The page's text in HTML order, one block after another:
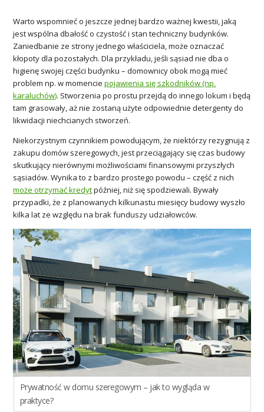
Warto wspomnieć o jeszcze jednej bardzo ważnej kwestii, jaką
jest wspólna dbałość o czystość i stan techniczny budynków.
Zaniedbanie ze strony jednego właściciela, może oznaczać
kłopoty dla pozostałych. Dla przykładu, jeśli sąsiad nie dba o
higienę swojej części budynku – domownicy obok mogą mieć
problem np. w momenciepojawienia się szkodników (np.
karaluchów). Stworzenia po prostu przejdą do innego lokum i będą
tam grasowały, aż nie zostaną użyte odpowiednie detergenty do
likwidacji niechcianych stworzeń.
Niekorzystnym czynnikiem powodującym, że niektórzy rezygnują z
zakupu domów szeregowych, jest przeciągający się czas budowy
skutkujący nierównymi możliwościami finansowymi przyszłych
sąsiadów. Wynika to z bardzo prostego powodu – część z nich
może otrzymać kredytpóźniej, niż się spodziewali. Bywały
przypadki, że z planowanych kilkunastu miesięcy budowy wyszło
kilka lat ze względu na brak funduszy udziałowców.
Prywatność w domu szeregowym – jak to wygląda w
praktyce?